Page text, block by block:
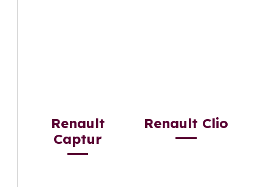
Renault
Captur
Renault Clio